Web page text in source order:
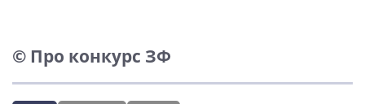
© Про конкурс ЗФ